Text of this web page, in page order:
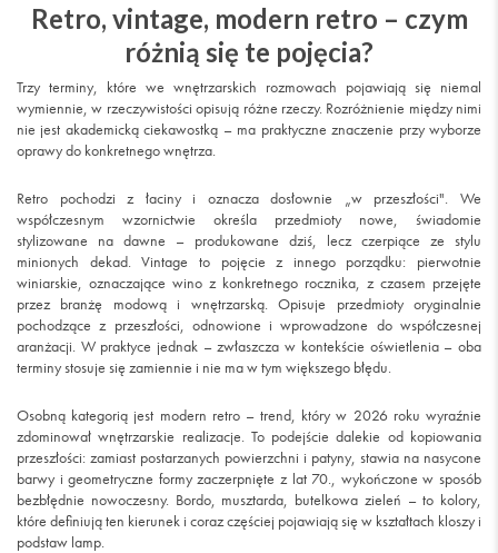
Retro, vintage, modern retro – czym
różnią się te pojęcia?
Trzy terminy, które we wnętrzarskich rozmowach pojawiają się niemal
wymiennie, w rzeczywistości opisują różne rzeczy. Rozróżnienie między nimi
nie jest akademicką ciekawostką – ma praktyczne znaczenie przy wyborze
oprawy do konkretnego wnętrza.
Retro pochodzi z łaciny i oznacza dosłownie „w przeszłości". We
współczesnym wzornictwie określa przedmioty nowe, świadomie
stylizowane na dawne – produkowane dziś, lecz czerpiące ze stylu
minionych dekad. Vintage to pojęcie z innego porządku: pierwotnie
winiarskie, oznaczające wino z konkretnego rocznika, z czasem przejęte
przez branżę modową i wnętrzarską. Opisuje przedmioty oryginalnie
pochodzące z przeszłości, odnowione i wprowadzone do współczesnej
aranżacji. W praktyce jednak – zwłaszcza w kontekście oświetlenia – oba
terminy stosuje się zamiennie i nie ma w tym większego błędu.
Osobną kategorią jest modern retro – trend, który w 2026 roku wyraźnie
zdominował wnętrzarskie realizacje. To podejście dalekie od kopiowania
przeszłości: zamiast postarzanych powierzchni i patyny, stawia na nasycone
barwy i geometryczne formy zaczerpnięte z lat 70., wykończone w sposób
bezbłędnie nowoczesny. Bordo, musztarda, butelkowa zieleń – to kolory,
które definiują ten kierunek i coraz częściej pojawiają się w kształtach kloszy i
podstaw lamp.